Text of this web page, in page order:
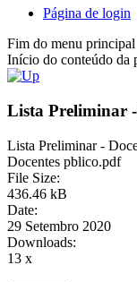
Página de login
Fim do menu principal
Início do conteúdo da
Lista Preliminar -
Lista Preliminar -
Docentes pblico.pdf
File Size:
436.46 kB
Date:
29 Setembro 2020
Downloads:
13 x